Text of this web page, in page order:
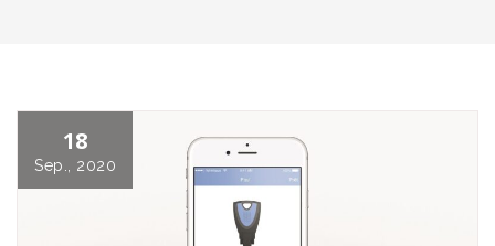
18
Sep., 2020